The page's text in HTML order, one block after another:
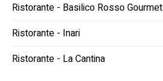
Ristorante - Basilico Rosso Gourmet
Ristorante - Inari
Ristorante - La Cantina